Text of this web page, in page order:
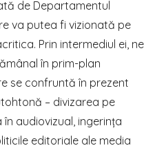
de Departamentul
va putea fi vizionată pe
Prin intermediul ei, ne
în prim-plan
se confruntă în prezent
– divizarea pe
audiovizual, ingerința
editoriale ale media